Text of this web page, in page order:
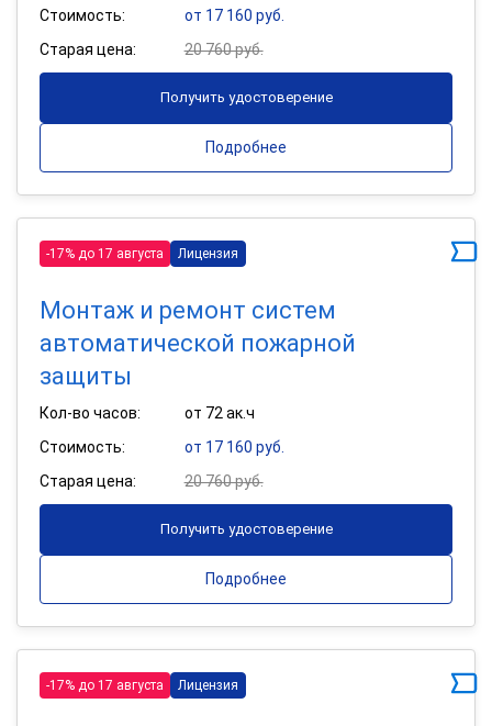
Стоимость:
от 17 160 руб.
Старая цена:
20 760 руб.
Получить удостоверение
Подробнее
-17% до 17 августа Лицензия
Монтаж и ремонт систем
автоматической пожарной
защиты
Кол-во часов:
от 72 ак.ч
Стоимость:
от 17 160 руб.
Старая цена:
20 760 руб.
Получить удостоверение
Подробнее
-17% до 17 августа Лицензия